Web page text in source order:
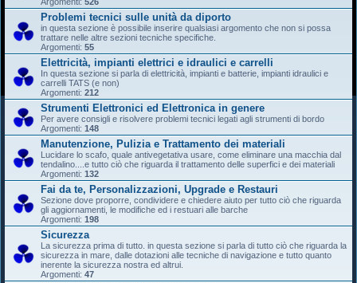
Problemi tecnici sulle unità da diporto
in questa sezione è possibile inserire qualsiasi argomento che non si possa
trattare nelle altre sezioni tecniche specifiche.
Argomenti: 55
Elettricità, impianti elettrici e idraulici e carrelli
In questa sezione si parla di elettricità, impianti e batterie, impianti idraulici e
carrelli TATS (e non)
Argomenti: 212
Strumenti Elettronici ed Elettronica in genere
Per avere consigli e risolvere problemi tecnici legati agli strumenti di bordo
Argomenti: 148
Manutenzione, Pulizia e Trattamento dei materiali
Lucidare lo scafo, quale antivegetativa usare, come eliminare una macchia dal
tendalino....e tutto ciò che riguarda il trattamento delle superfici e dei materiali
Argomenti: 132
Fai da te, Personalizzazioni, Upgrade e Restauri
Sezione dove proporre, condividere e chiedere aiuto per tutto ciò che riguarda
gli aggiornamenti, le modifiche ed i restuari alle barche
Argomenti: 198
Sicurezza
La sicurezza prima di tutto. in questa sezione si parla di tutto ciò che riguarda la
sicurezza in mare, dalle dotazioni alle tecniche di navigazione e tutto quanto
inerente la sicurezza nostra ed altrui.
Argomenti: 47